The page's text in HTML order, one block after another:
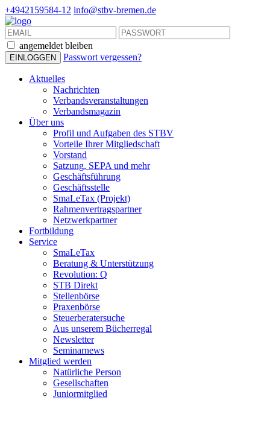
+4942159584-12 info@stbv-bremen.de
angemeldet bleiben
Passwort vergessen?
Aktuelles
Nachrichten
Verbandsveranstaltungen
Verbandsmagazin
Über uns
Profil und Aufgaben des STBV
Vorteile Ihrer Mitgliedschaft
Vorstand
Satzung, SEPA und mehr
Geschäftsführung
Geschäftsstelle
SmaLeTax (Projekt)
Rahmenvertragspartner
Netzwerkpartner
Fortbildung
Service
SmaLeTax
Beratung & Unterstützung
Revolution: Q
STB Direkt
Stellenbörse
Praxenbörse
Steuerberatersuche
Aus unserem Bücherregal
Newsletter
Seminarnews
Mitglied werden
Natürliche Person
Gesellschaften
Juniormitglied